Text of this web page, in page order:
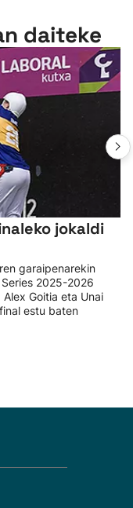
daiteke
jokaldi
garaipenarekin
2025-2026
Goitia eta Unai
estu baten